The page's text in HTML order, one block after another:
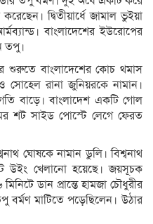
দ্বিতীয়ার্ধে জামাল ভুইয়া
বাংলাদেশের ইউরোপের
তপু।
শুরুতে বাংলাদেশের কোচ থমাস
রানা জুনিয়রকে নামান।
বাড়ে। বাংলাদেশ একটি গোল
শট সাইড পোস্টে লেগে ফেরত
ঘোষকে নামান ডুলি। বিশ্বনাথ
খেলানো হয়েছে। জয়সূচক
ডান প্রান্তে হামজা চৌধুরীর
বর্মণ মাটিতে পড়েছিলেন। উঠার